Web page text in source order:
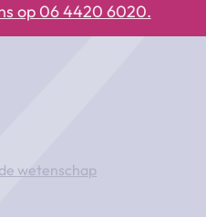
op 06 4420 6020.
wetenschap